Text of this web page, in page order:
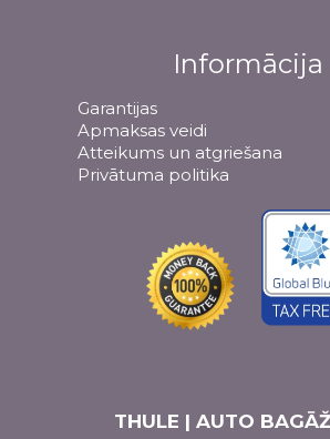
Informācija
Garantijas
Apmaksas veidi
Atteikums un atgriešana
Privātuma politika
THULE | AUTO